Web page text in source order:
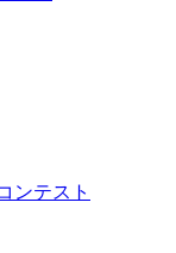
ンテスト